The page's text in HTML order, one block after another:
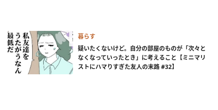
暮らす
疑いたくないけど。自分の部屋のものが「次々と
なくなっていったとき」に考えること【ミニマリ
ストにハマりすぎた友人の末路 #32】